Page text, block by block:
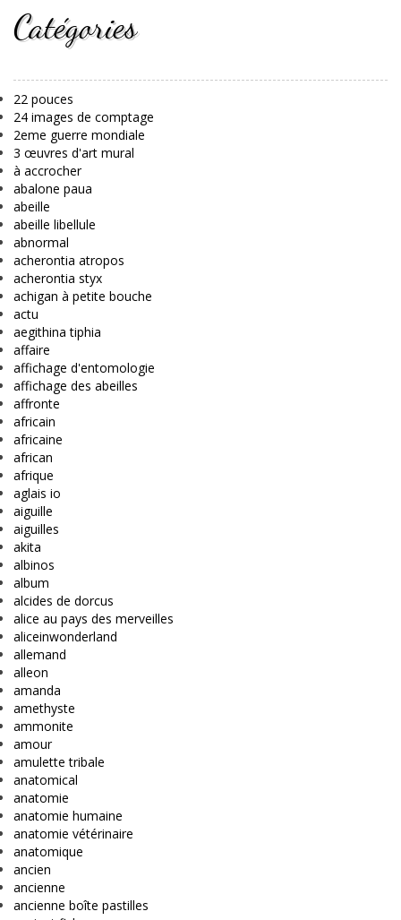
Catégories
22 pouces
24 images de comptage
2eme guerre mondiale
3 œuvres d'art mural
à accrocher
abalone paua
abeille
abeille libellule
abnormal
acherontia atropos
acherontia styx
achigan à petite bouche
actu
aegithina tiphia
affaire
affichage d'entomologie
affichage des abeilles
affronte
africain
africaine
african
afrique
aglais io
aiguille
aiguilles
akita
albinos
album
alcides de dorcus
alice au pays des merveilles
aliceinwonderland
allemand
alleon
amanda
amethyste
ammonite
amour
amulette tribale
anatomical
anatomie
anatomie humaine
anatomie vétérinaire
anatomique
ancien
ancienne
ancienne boîte pastilles